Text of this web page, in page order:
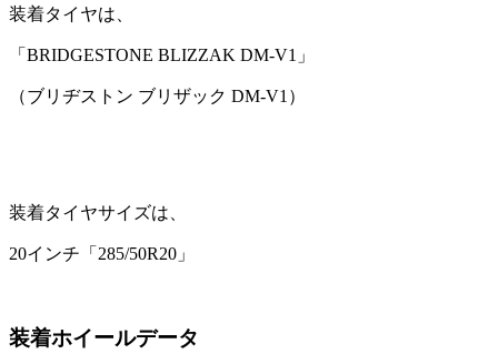
装着タイヤは、
「BRIDGESTONE BLIZZAK DM-V1」
（ブリヂストン ブリザック DM-V1）
装着タイヤサイズは、
20インチ「285/50R20」
装着ホイールデータ